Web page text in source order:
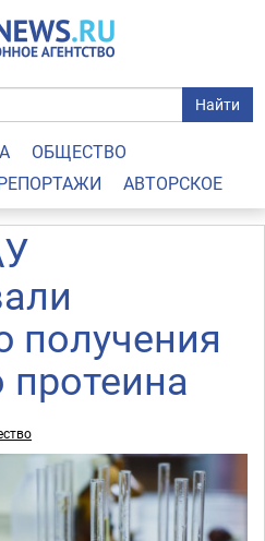
Найти
ОБЩЕСТВО
АВТОРСКОЕ
получения
протеина